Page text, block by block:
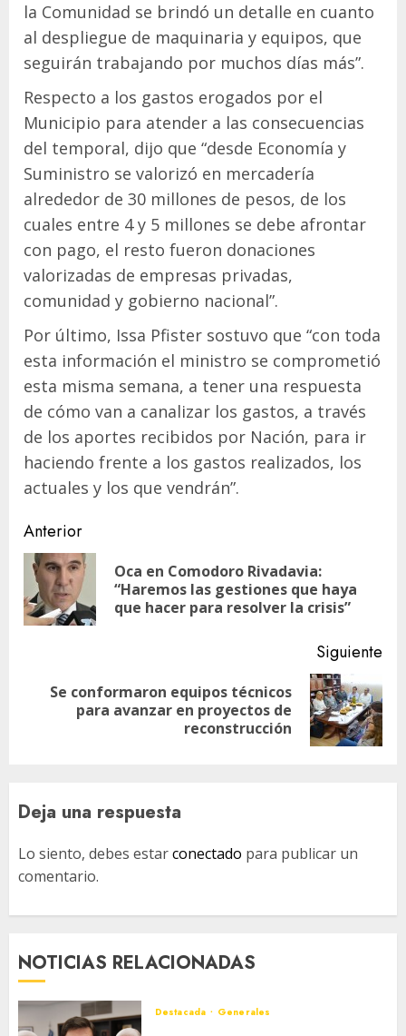
la Comunidad se brindó un detalle en cuanto
al despliegue de maquinaria y equipos, que
seguirán trabajando por muchos días más”.
Respecto a los gastos erogados por el
Municipio para atender a las consecuencias
del temporal, dijo que “desde Economía y
Suministro se valorizó en mercadería
alrededor de 30 millones de pesos, de los
cuales entre 4 y 5 millones se debe afrontar
con pago, el resto fueron donaciones
valorizadas de empresas privadas,
comunidad y gobierno nacional”.
Por último, Issa Pfister sostuvo que “con toda
esta información el ministro se comprometió
esta misma semana, a tener una respuesta
de cómo van a canalizar los gastos, a través
de los aportes recibidos por Nación, para ir
haciendo frente a los gastos realizados, los
actuales y los que vendrán”.
Navegación
de
entradas
Anterior
Oca en Comodoro Rivadavia:
“Haremos las gestiones que haya
que hacer para resolver la crisis”
Siguiente
Siguiente
Se conformaron equipos técnicos
para avanzar en proyectos de
reconstrucción
Deja una respuesta
Lo siento, debes estarconectado para publicar un
comentario.
NOTICIAS RELACIONADAS
Destacada Generales